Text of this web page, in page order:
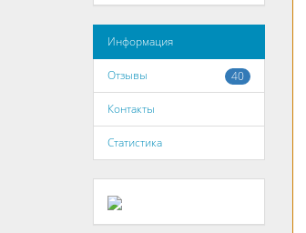
Информация
40
Отзывы
Контакты
Статистика